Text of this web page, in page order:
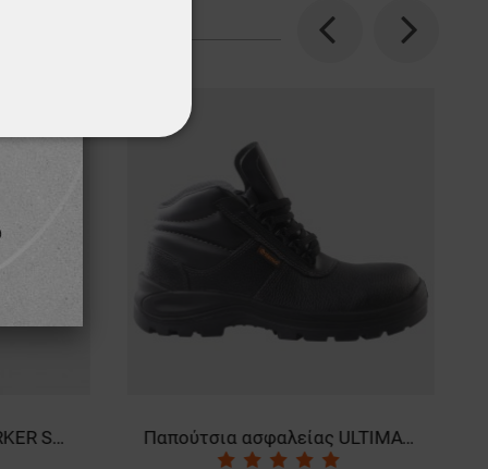
Previous
Παντελόνι PAYPER WORKER STRETCH NAVY BLUE Παπούτσια ασφαλείας ULTIMATE II ANKLE S3 MF
Next